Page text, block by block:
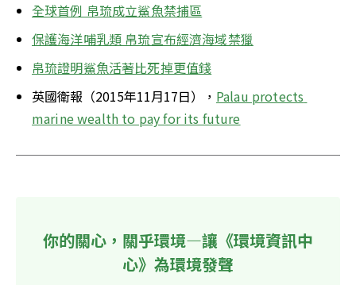
全球首例 帛琉成立鯊魚禁捕區
保護海洋哺乳類 帛琉宣布經濟海域禁獵
帛琉證明鯊魚活著比死掉更值錢
英國衛報（2015年11月17日）， Palau protects
marine wealth to pay for its future
你的關心，關乎環境—讓《環境資訊中
心》為環境發聲